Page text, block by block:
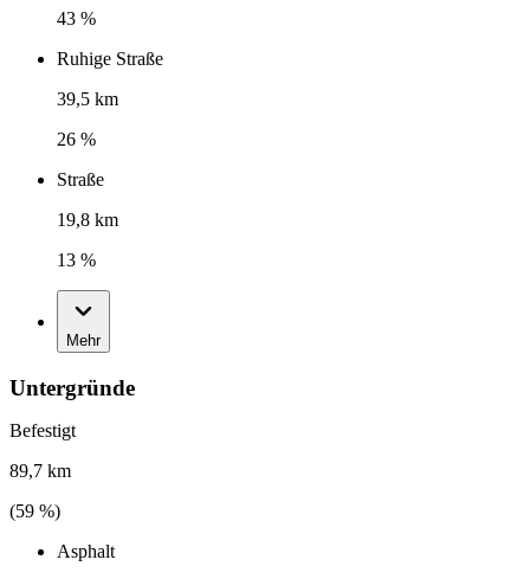
43 %
Ruhige Straße
39,5 km
26 %
Straße
19,8 km
13 %
Mehr
Untergründe
Befestigt
89,7 km
(59 %)
Asphalt